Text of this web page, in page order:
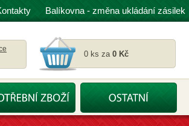
Balíkovna - změna ukládání zásilek
0 ks za 0 Kč